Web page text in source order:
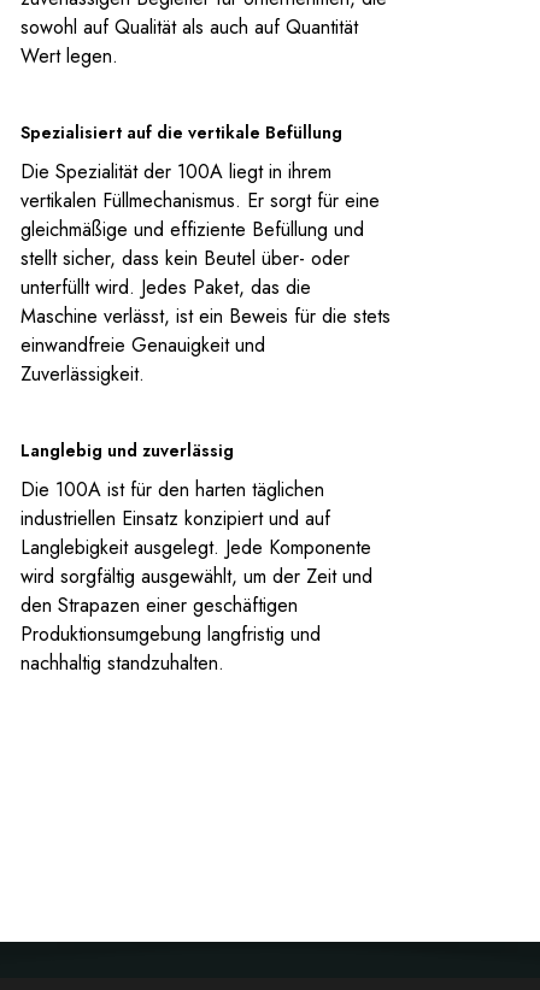
sowohl auf Qualität als auch auf Quantität
Wert legen.
Spezialisiert auf die vertikale Befüllung
Die Spezialität der 100A liegt in ihrem
vertikalen Füllmechanismus. Er sorgt für eine
gleichmäßige und effiziente Befüllung und
stellt sicher, dass kein Beutel über- oder
unterfüllt wird. Jedes Paket, das die
Maschine verlässt, ist ein Beweis für die stets
einwandfreie Genauigkeit und
Zuverlässigkeit.
Langlebig und zuverlässig
Die 100A ist für den harten täglichen
industriellen Einsatz konzipiert und auf
Langlebigkeit ausgelegt. Jede Komponente
wird sorgfältig ausgewählt, um der Zeit und
den Strapazen einer geschäftigen
Produktionsumgebung langfristig und
nachhaltig standzuhalten.